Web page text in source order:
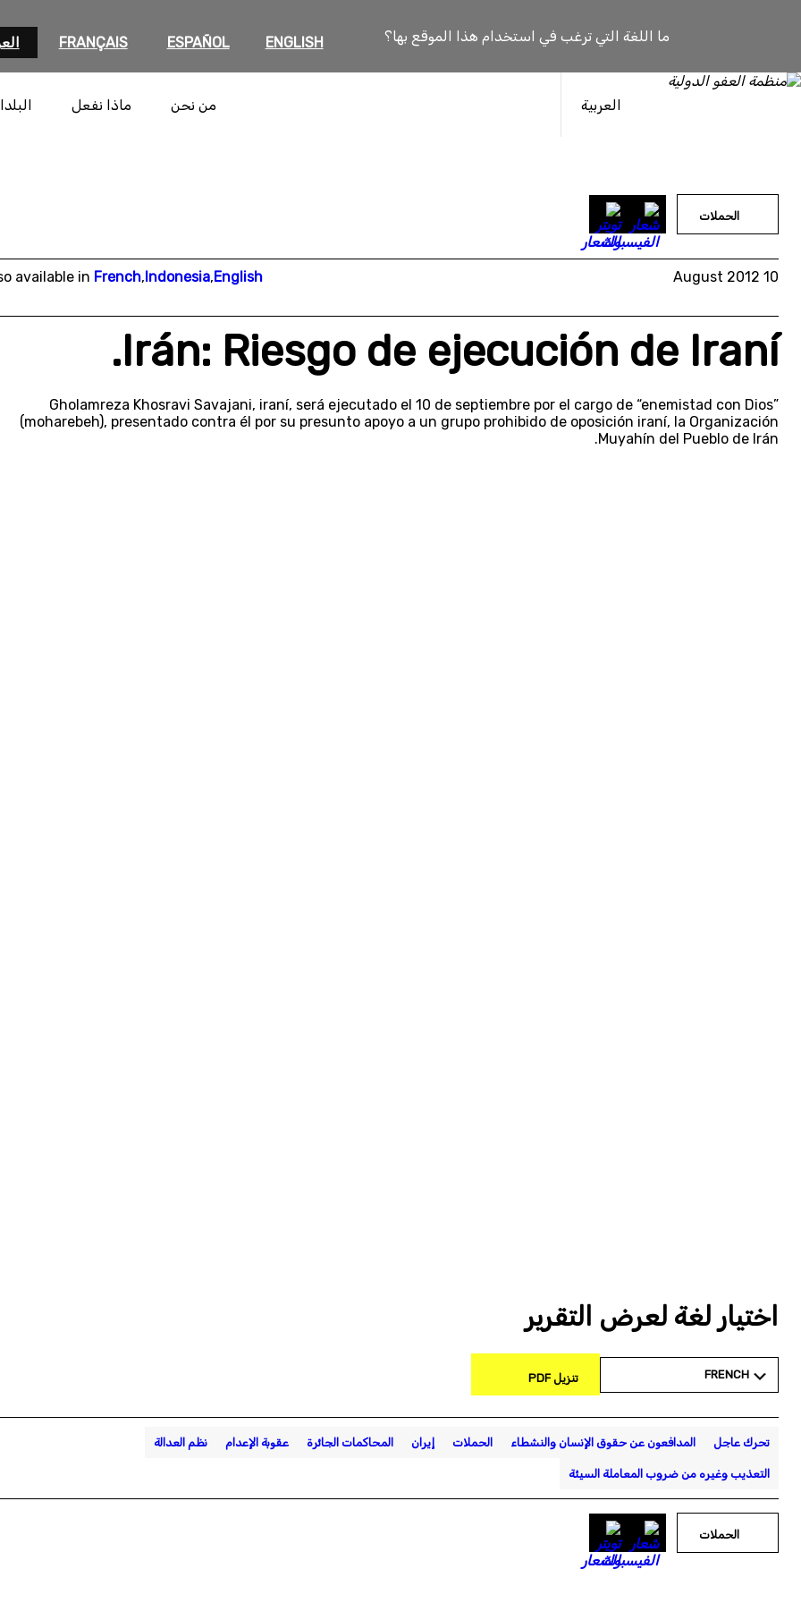
ما اللغة التي ترغب في استخدام هذا الموقع بها؟ ENGLISH
ESPAÑOL
FRANÇAIS
العربية من نحن ماذا نفعل
الحملات
10 August 2012
available in French,Indonesia,English
Irán: Riesgo de ejecución de Iraní.
Gholamreza Khosravi Savajani, iraní, será ejecutado el 10 de septiembre por el cargo de “enemistad con Dios”
(moharebeh), presentado contra él por su presunto apoyo a un grupo prohibido de oposición iraní, la Organización
Muyahín del Pueblo de Irán.
اختيار لغة لعرض التقرير
FRENCH تنزيل PDF
تحرك عاجل المدافعون عن حقوق الإنسان والنشطاء الحملات إيران المحاكمات الجائرة عقوبة الإعدام نظم العدالة
التعذيب وغيره من ضروب المعاملة السيئة
الحملات